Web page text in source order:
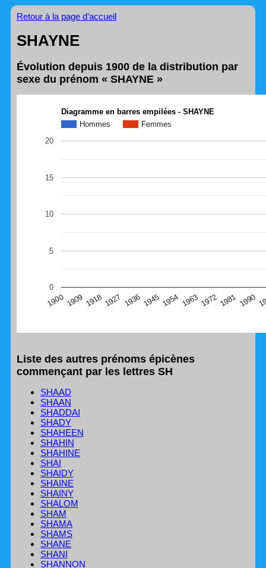
Retour à la page d’accueil
SHAYNE
Évolution depuis 1900 de la distribution par
sexe du prénom « SHAYNE »
Diagramme en barres empilées - SHAYNE
Hommes
Femmes
1900 1909 1918 1927 1936 1945 1954 1963 19721981 1990
0
5
10
15
20
navigateur Safari en ce moment)
Liste des autres prénoms épicènes
commençant par les lettres SH
SHAAD
SHAAN
SHADDAI
SHADY
SHAHEEN
SHAHIN
SHAHINE
SHAI
SHAIDY
SHAINE
SHAINY
SHALOM
SHAM
SHAMA
SHAMS
SHANE
SHANI
SHANNON